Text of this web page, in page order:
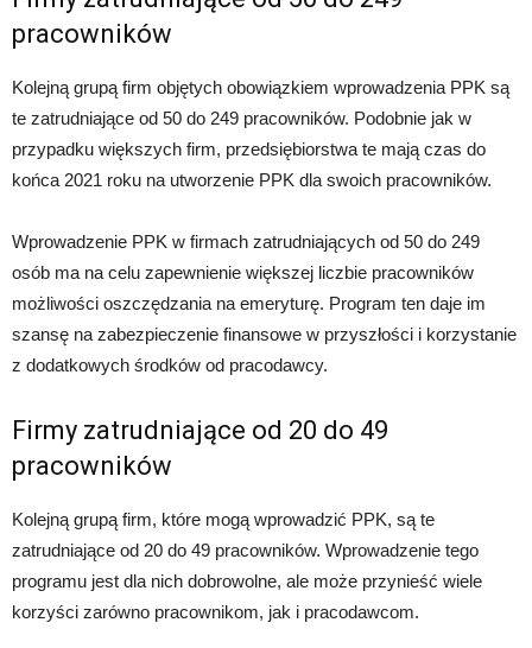
pracowników
Kolejną grupą firm objętych obowiązkiem wprowadzenia PPK są
te zatrudniające od 50 do 249 pracowników. Podobnie jak w
przypadku większych firm, przedsiębiorstwa te mają czas do
końca 2021 roku na utworzenie PPK dla swoich pracowników.
Wprowadzenie PPK w firmach zatrudniających od 50 do 249
osób ma na celu zapewnienie większej liczbie pracowników
możliwości oszczędzania na emeryturę. Program ten daje im
szansę na zabezpieczenie finansowe w przyszłości i korzystanie
z dodatkowych środków od pracodawcy.
Firmy zatrudniające od 20 do 49
pracowników
Kolejną grupą firm, które mogą wprowadzić PPK, są te
zatrudniające od 20 do 49 pracowników. Wprowadzenie tego
programu jest dla nich dobrowolne, ale może przynieść wiele
korzyści zarówno pracownikom, jak i pracodawcom.